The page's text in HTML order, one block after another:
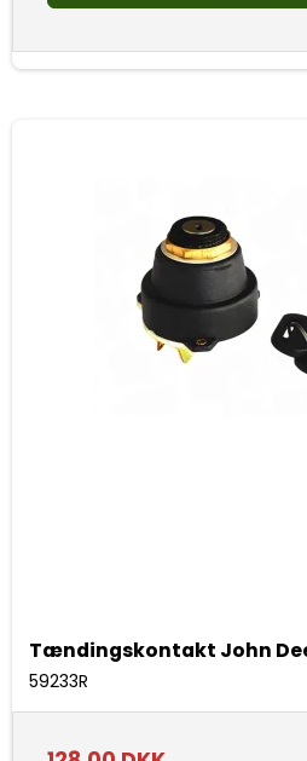
Tændingskontakt John
59233R